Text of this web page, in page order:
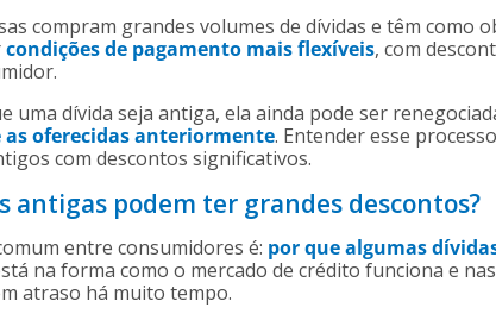
compram grandes volumes de dívidas e têm
condições de pagamento mais flexíveis, com
uma dívida seja antiga, ela ainda pode ser
oferecidas anteriormente. Entender esse
com descontos significativos.
antigas podem ter grandes descontos?
entre consumidores é: por que algumas
na forma como o mercado de crédito funciona e
atraso há muito tempo.